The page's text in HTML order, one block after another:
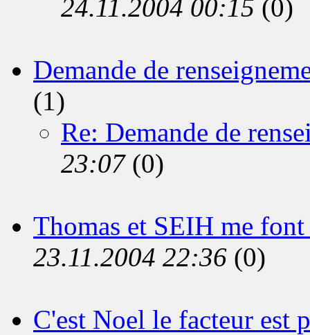
24.11.2004 00:15 (0)
Demande de
(1)
Re: Demande de
23:07(0)
Thomas et SEIH me
23.11.2004 22:36 (0)
C'est Noel le facteur est